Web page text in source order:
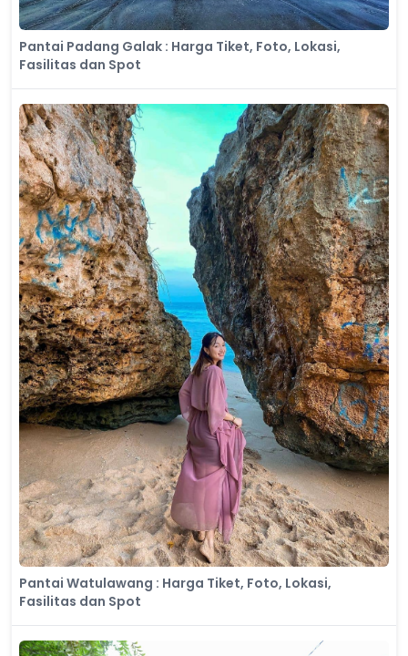
Pantai Padang Galak : Harga Tiket, Foto, Lokasi,
Fasilitas dan Spot
Pantai Watulawang : Harga Tiket, Foto, Lokasi,
Fasilitas dan Spot